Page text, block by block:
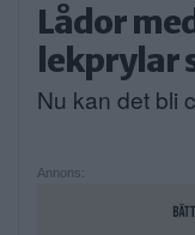
Lådor
lekprylar
Nu kan det bli
Annons: